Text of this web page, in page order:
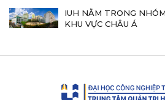
IUH NẰM TRONG
KHU VỰC CHÂU Á